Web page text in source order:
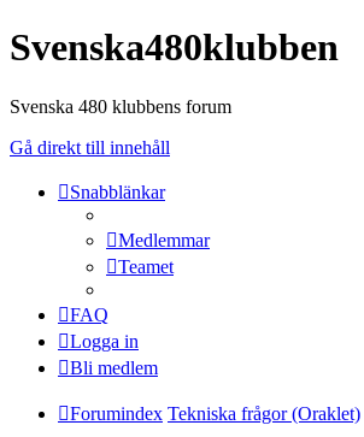
Svenska480klubben
Svenska 480 klubbens forum
Gå direkt till innehåll
Snabblänkar
Medlemmar
Teamet
FAQ
Logga in
Bli medlem
Forumindex Tekniska frågor (Oraklet)